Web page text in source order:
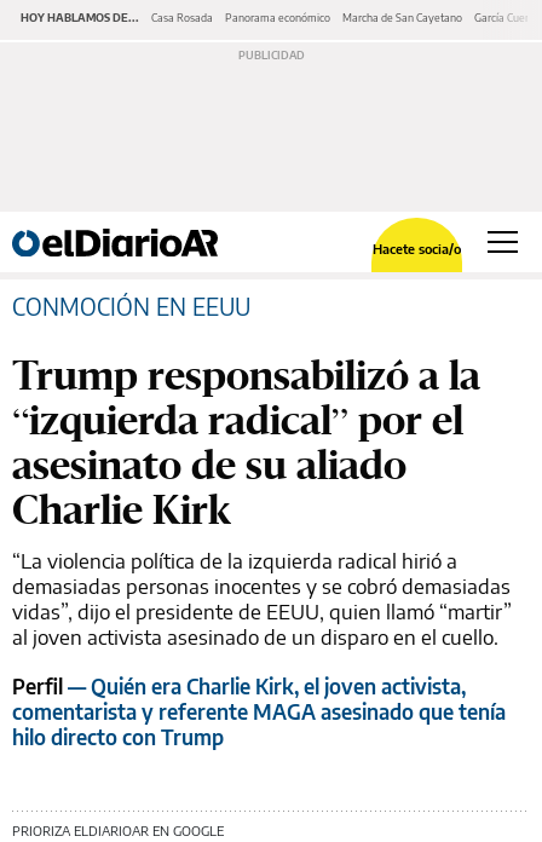
HOY HABLAMOS DE... Casa Rosada Panorama económico Marcha de San Cayetano García Cuerva
Hacete socia/o
CONMOCIÓN EN EEUU
Trump responsabilizó a la
“izquierda radical” por el
asesinato de su aliado
Charlie Kirk
“La violencia política de la izquierda radical hirió a
demasiadas personas inocentes y se cobró demasiadas
vidas”, dijo el presidente de EEUU, quien llamó “martir”
al joven activista asesinado de un disparo en el cuello.
Perfil— Quién era Charlie Kirk, el joven activista,
comentarista y referente MAGA asesinado que tenía
hilo directo con Trump
PRIORIZA ELDIARIOAR EN GOOGLE